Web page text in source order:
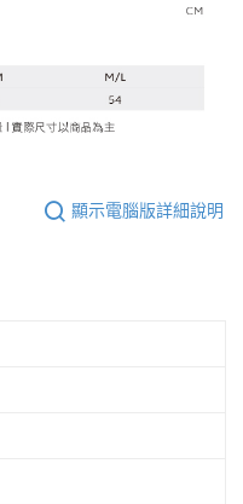
顯示電腦版詳細說明